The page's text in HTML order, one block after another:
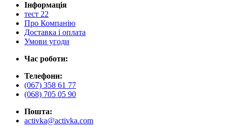
Інформація
тест 22
Про Компанію
Доставка і оплата
Умови угоди
Час роботи:
Телефони:
(067) 358 61 77
(068) 705 05 90
Пошта:
activka@activka.com